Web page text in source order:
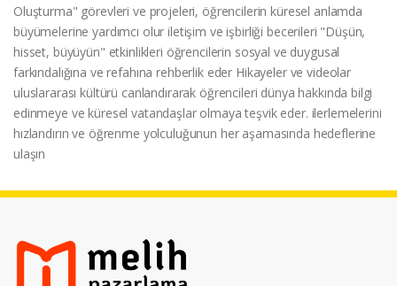
Oluşturma" görevleri ve projeleri, öğrencilerin küresel anlamda
büyümelerine yardımcı olur iletişim ve işbirliği becerileri "Düşün,
hisset, büyüyün" etkinlikleri öğrencilerin sosyal ve duygusal
farkındalığına ve refahına rehberlik eder Hikayeler ve videolar
uluslararası kültürü canlandırarak öğrencileri dünya hakkında bilgi
edinmeye ve küresel vatandaşlar olmaya teşvik eder. ilerlemelerini
hızlandırın ve öğrenme yolculuğunun her aşamasında hedeflerine
ulaşın